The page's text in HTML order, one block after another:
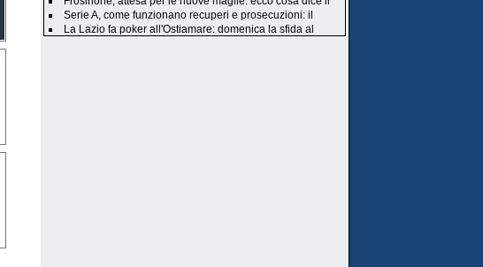
Serie A, come funzionano recuperi e prosecuzioni: il
La Lazio fa poker all'Ostiamare: domenica la sfida al